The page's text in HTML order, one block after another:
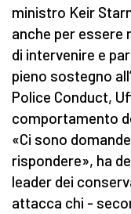
ministro Keir
anche per essere
di intervenire e
pieno sostegno
Police Conduct,
comportamento
«Ci sono
rispondere», ha
leader dei
attacca chi -